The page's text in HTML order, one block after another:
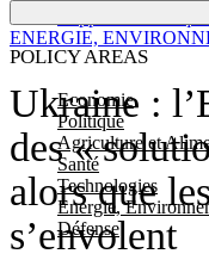
POLICY AREAS
Economie
Politique
Agriculture et
Santé
Technologies
Energie,
Défense
Ukraine :
des «
alors que
s’envolent
ENERGIE,